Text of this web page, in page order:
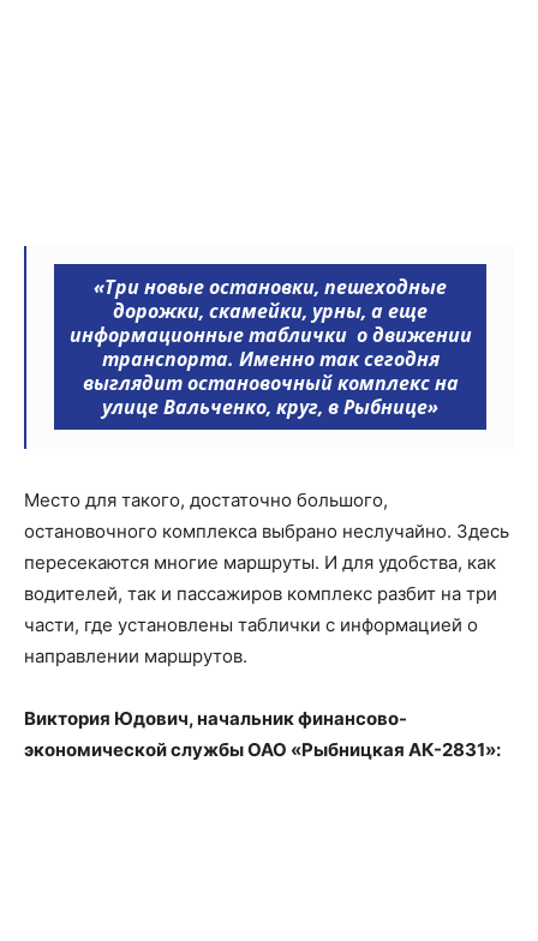
«Три новые остановки, пешеходные
дорожки, скамейки, урны, а еще
информационные таблички о движении
транспорта. Именно так сегодня
выглядит остановочный комплекс на
улице Вальченко, круг, в Рыбнице»
Место для такого, достаточно большого,
остановочного комплекса выбрано неслучайно. Здесь
пересекаются многие маршруты. И для удобства, как
водителей, так и пассажиров комплекс разбит на три
части, где установлены таблички с информацией о
направлении маршрутов.
Виктория Юдович, начальник финансово-
экономической службы ОАО «Рыбницкая АК-2831»: